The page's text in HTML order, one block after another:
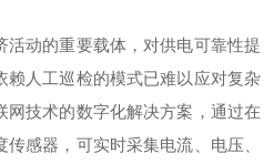
活动的重要载体，对供电可靠性提
赖人工巡检的模式已难以应对复杂
网技术的数字化解决方案，通过在
感器，可实时采集电流、电压、